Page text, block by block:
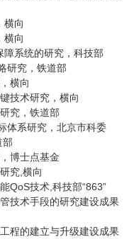
横向
横向
系统的研究，科技部
研究，铁道部
横向
技术研究，横向
究，铁道部
体系研究，北京市科委
部
博士点基金
究,横向
QoS技术,科技部“863”
技术手段的研究建设成果
程的建立与升级建设成果